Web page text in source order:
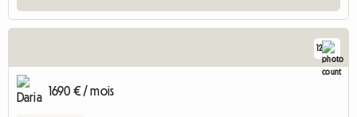
12
1690 € / mois